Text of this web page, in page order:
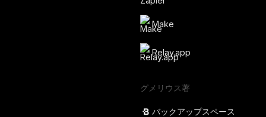
Make
Relay.app
グメリウス著
バックアップスペース